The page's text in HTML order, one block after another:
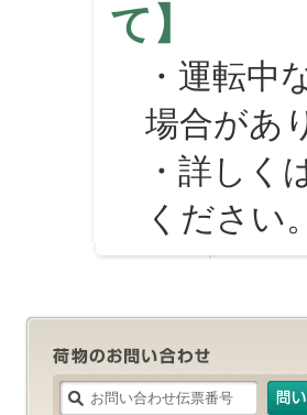
て】
・運転中
場合があ
・詳しく
ください。